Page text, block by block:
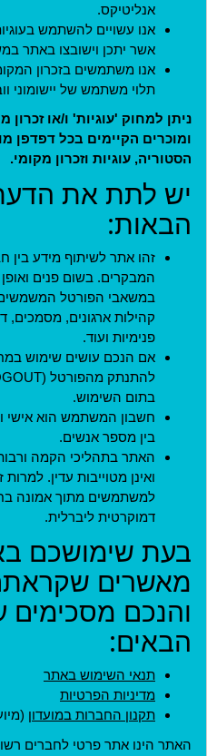
אנליטיקס.
אנו עשויים להשתמש
אשר יתכן וישובצו באתר
אנו משתמשים בזכרון
תלוי משתמש של יישומוני
ניתן למחוק 'עוגיות' ו/או
ומוכרים הקיימים בכל דפדפן
הסטוריה, עוגיות וזכרון מקומי.
יש לתת את
הבאות:
זהו אתר לשיתוף מידע בין
המבקרים. בשום פנים
במשאבי הפורטל המשמשים
קהילות ארגונים, מסמכים,
פנימיות ועוד.
אם הנכם עושים שימוש
בתום השימוש.
חשבון המשתמש הוא
בין מספר אנשים.
האתר בתהליכי הקמה
ואינן מטוייבות עדין.
למשתמשים מתוך אמונה
דמוקרטית ליברלית.
בעת שימושכם
מאשרים
והנכם
הבאים:
תנאי השימוש באתר
מדיניות הפרטיות
תקנון החברות במועדון
האתר הינו אתר פרטי לחברים
קוד מנהל
למנהלים בלבד. משתמשים אחרים
כניסה
הצטרפות
חידוש סיסמה
מדיניות
תקנון חברות במועדון
תקנון ארגונים שותפים
תנאי שימוש
מדיניות פרטיות
הצהרת נגישות
ארגונים שותפים
אנשים ליברליים כמוכם בהובלת: